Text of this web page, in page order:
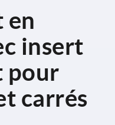
en
insert
pour
carrés